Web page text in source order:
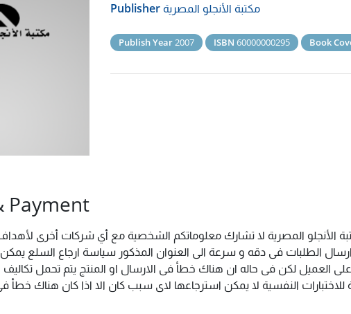
Publisher مكتبة الأنجلو المصرية
Publish Year2007 ISBN 60000000295 Book
Payment
الأنجلو المصرية لا تشارك معلوماتكم الشخصية مع أي شركات أخرى
الطلبات فى دقه و سرعة الى العنوان المذكور سياسة ارجاع السلع يمكن
العميل لكن فى حاله ان هناك خطأ فى الارسال او المنتج يتم تحمل
للاختبارات النفسية لا يمكن استرجاعها لاى سبب كان الا اذا كان هناك